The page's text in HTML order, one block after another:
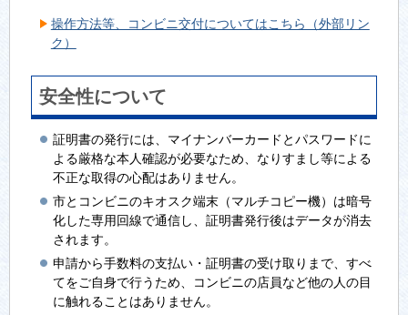
操作方法等、コンビニ交付についてはこちら（外部リン
ク）
安全性について
証明書の発行には、マイナンバーカードとパスワードに
よる厳格な本人確認が必要なため、なりすまし等による
不正な取得の心配はありません。
市とコンビニのキオスク端末（マルチコピー機）は暗号
化した専用回線で通信し、証明書発行後はデータが消去
されます。
申請から手数料の支払い・証明書の受け取りまで、すべ
てをご自身で行うため、コンビニの店員など他の人の目
に触れることはありません。